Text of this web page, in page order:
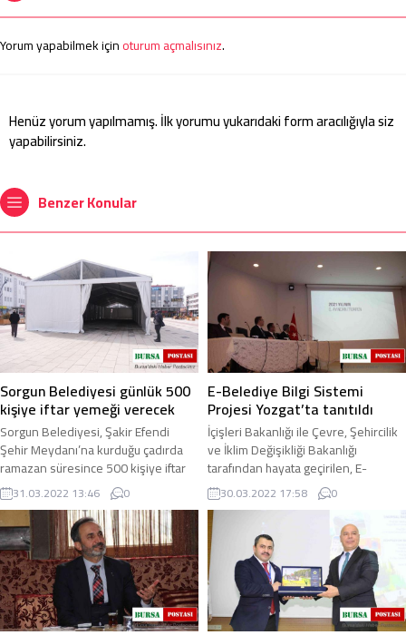
Yorum yapabilmek içinoturum açmalısınız.
Henüz yorum yapılmamış. İlk yorumu yukarıdaki form aracılığıyla siz
yapabilirsiniz.
Benzer Konular
Sorgun Belediyesi günlük 500
kişiye iftar yemeği verecek
Sorgun Belediyesi, Şakir Efendi
Şehir Meydanı’na kurduğu çadırda
ramazan süresince 500 kişiye iftar
yemeği verecek. Sorgun Belediyesi,
ramazan ...
31.03.2022 13:46 0
E-Belediye Bilgi Sistemi
Projesi Yozgat’ta tanıtıldı
İçişleri Bakanlığı ile Çevre, Şehircilik
ve İklim Değişikliği Bakanlığı
tarafından hayata geçirilen, E-
Belediye Bilgi Sistemi Projesi
Yozgat’ta ...
30.03.2022 17:58 0